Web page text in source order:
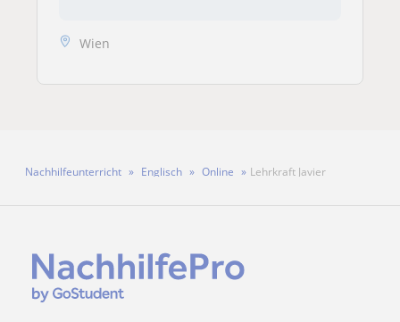
Wien
Nachhilfeunterricht Englisch Online Lehrkraft Javier